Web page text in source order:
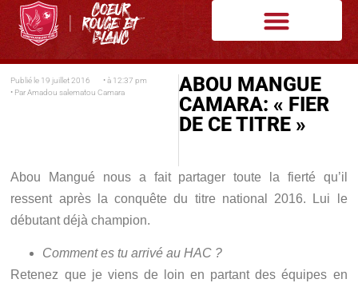
Publié le 19 juillet 2016 • à 12:37 pm
• ParAmadou salematou Camara
ABOU MANGUE
CAMARA: « FIER
DE CE TITRE »
Abou Mangué nous a fait partager toute la fierté qu’il
ressent après la conquête du titre national 2016. Lui le
débutant déjà champion.
Comment es tu arrivé au HAC ?
Retenez que je viens de loin en partant des équipes en